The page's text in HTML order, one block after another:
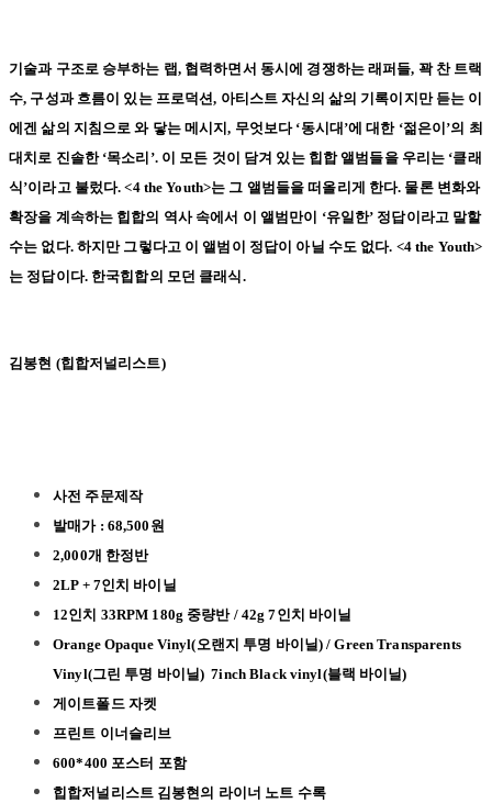
기술과 구조로 승부하는 랩, 협력하면서 동시에 경쟁하는 래퍼들, 꽉 찬 트랙
수, 구성과 흐름이 있는 프로덕션, 아티스트 자신의 삶의 기록이지만 듣는 이
에겐 삶의 지침으로 와 닿는 메시지, 무엇보다 ‘동시대’에 대한 ‘젊은이’의 최
대치로 진솔한 ‘목소리’. 이 모든 것이 담겨 있는 힙합 앨범들을 우리는 ‘클래
식’이라고 불렀다. <4 the Youth>는 그 앨범들을 떠올리게 한다. 물론 변화와
확장을 계속하는 힙합의 역사 속에서 이 앨범만이 ‘유일한’ 정답이라고 말할
수는 없다. 하지만 그렇다고 이 앨범이 정답이 아닐 수도 없다. <4 the Youth>
는 정답이다. 한국힙합의 모던 클래식.
김봉현 (힙합저널리스트)
사전 주문제작
발매가 : 68,500원
2,000개 한정반
2LP + 7인치 바이닐
12인치 33RPM 180g 중량반 / 42g 7인치 바이닐
Orange Opaque Vinyl(오랜지 투명 바이닐) / Green Transparents
Vinyl(그린 투명 바이닐) 7inch Black vinyl(블랙 바이닐)
게이트폴드 자켓
프린트 이너슬리브
600*400 포스터 포함
힙합저널리스트 김봉현의 라이너 노트 수록